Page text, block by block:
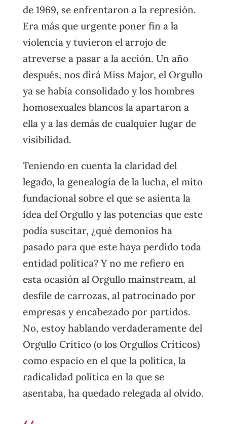
de 1969, se enfrentaron a la represión.
Era más que urgente poner fin a la
violencia y tuvieron el arrojo de
atreverse a pasar a la acción. Un año
después, nos dirá Miss Major, el Orgullo
ya se había consolidado y los hombres
homosexuales blancos la apartaron a
ella y a las demás de cualquier lugar de
visibilidad.
Teniendo en cuenta la claridad del
legado, la genealogía de la lucha, el mito
fundacional sobre el que se asienta la
idea del Orgullo y las potencias que este
podía suscitar, ¿qué demonios ha
pasado para que este haya perdido toda
entidad política? Y no me refiero en
esta ocasión al Orgullo mainstream, al
desfile de carrozas, al patrocinado por
empresas y encabezado por partidos.
No, estoy hablando verdaderamente del
Orgullo Crítico (o los Orgullos Críticos)
como espacio en el que la política, la
radicalidad política en la que se
asentaba, ha quedado relegada al olvido.